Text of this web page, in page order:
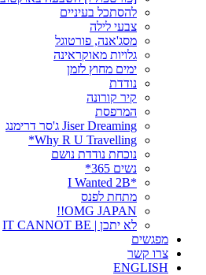
להסתכל בעיניים
צבעי לילה
מסג'אנה, פורטוגל
גלויות מאוקראינה
ימים מחוץ לזמן
נודדת
קיר קורונה
המרפסת
Jiser Dreaming ג'סר דרימנג
Why R U Travelling*
נוכחת נודדת נושם
נשים 365*
*I Wanted 2B
מתחת לפנס
OMG JAPAN!!
לא יתכן | IT CANNOT BE
מפגשים
צרו קשר
ENGLISH